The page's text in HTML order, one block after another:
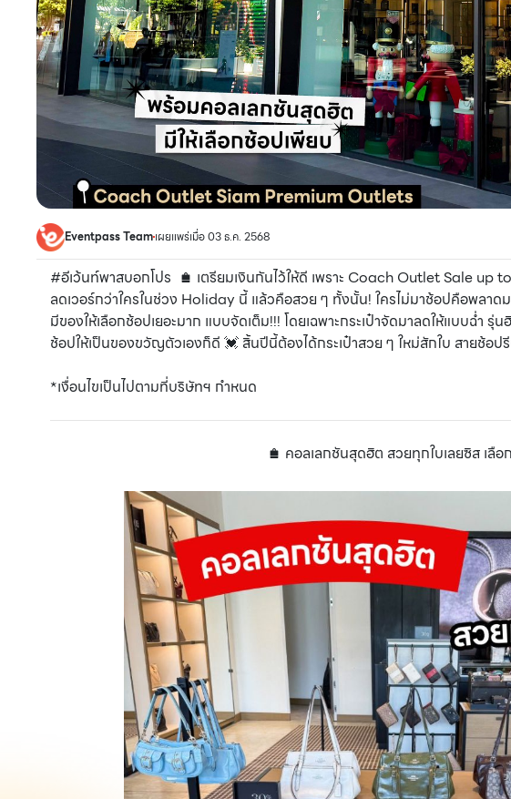
Eventpass Teamเผยแพร่เมื่อ 03 ธ.ค. 2568
#อีเว้นท์พาสบอกโปร 🛍️ เตรียมเงินกันไว้ให้ดี เพราะ Coach Outlet Sale up
ลดเวอร์กว่าใครในช่วง Holiday นี้ แล้วคือสวย ๆ ทั้งนั้น! ใครไม่มาช้อปคือพลาด
มีของให้เลือกช้อปเยอะมาก แบบจัดเต็ม!!! โดยเฉพาะกระเป๋าจัดมาลดให้แบบฉ่ำ
ช้อปให้เป็นของขวัญตัวเองก็ดี 💓 สิ้นปีนี้ต้องได้กระเป๋าสวย ๆ ใหม่สักใบ สายช้อ
*เงื่อนไขเป็นไปตามที่บริษัทฯ กำหนด
🛍️ คอลเลกชันสุดฮิต สวยทุกใบเลยซิส เลือ